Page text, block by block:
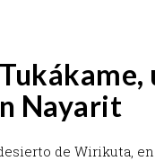
Nayarit
de Wirikuta,